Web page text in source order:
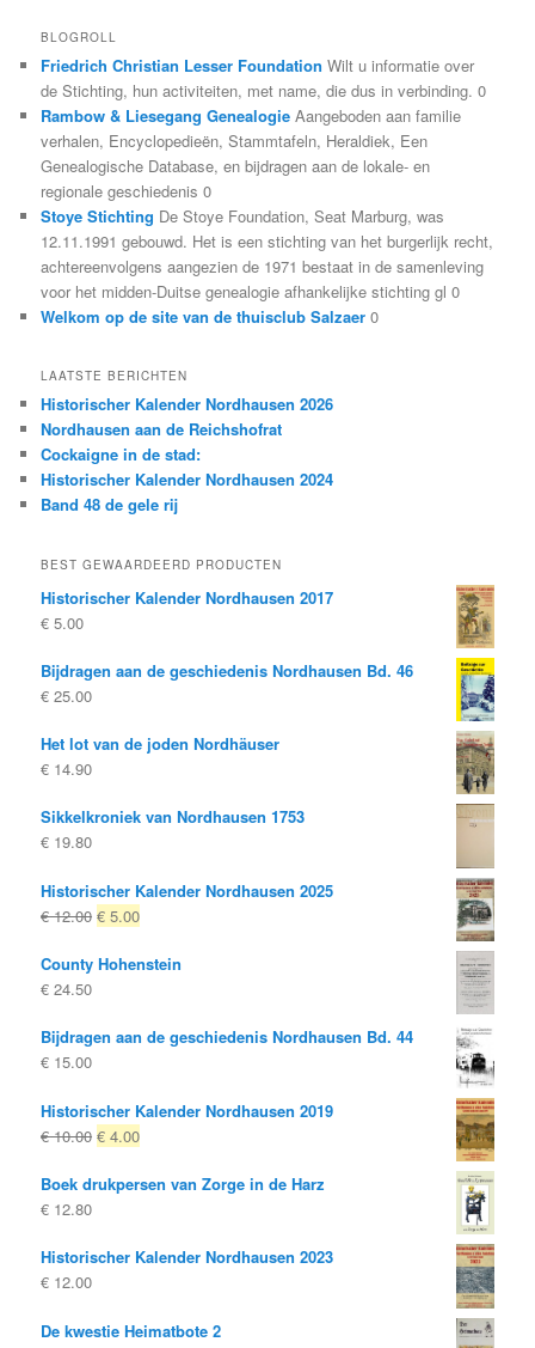
BLOGROLL
Friedrich Christian Lesser Foundation Wilt u informatie over
de Stichting, hun activiteiten, met name, die dus in verbinding. 0
Rambow & Liesegang Genealogie Aangeboden aan familie
verhalen, Encyclopedieën, Stammtafeln, Heraldiek, Een
Genealogische Database, en bijdragen aan de lokale- en
regionale geschiedenis 0
Stoye Stichting De Stoye Foundation, Seat Marburg, was
12.11.1991 gebouwd. Het is een stichting van het burgerlijk recht,
achtereenvolgens aangezien de 1971 bestaat in de samenleving
voor het midden-Duitse genealogie afhankelijke stichting gl 0
Welkom op de site van de thuisclub Salzaer 0
LAATSTE BERICHTEN
Historischer Kalender Nordhausen 2026
Nordhausen aan de Reichshofrat
Cockaigne in de stad:
Historischer Kalender Nordhausen 2024
Band 48 de gele rij
BEST GEWAARDEERD PRODUCTEN
Historischer Kalender Nordhausen 2017
€ 5.00
Bijdragen aan de geschiedenis Nordhausen Bd. 46
€ 25.00
Het lot van de joden Nordhäuser
€ 14.90
Sikkelkroniek van Nordhausen 1753
€ 19.80
Historischer Kalender Nordhausen 2025
€12.00 Oorspronkelijke
was:
€ 5.00Huidige
is:
County Hohenstein
€ 24.50
Bijdragen aan de geschiedenis Nordhausen Bd. 44
€ 15.00
Historischer Kalender Nordhausen 2019
€10.00 Oorspronkelijke
was:
€ 4.00Huidige
is:
Boek drukpersen van Zorge in de Harz
€ 12.80
Historischer Kalender Nordhausen 2023
€ 12.00
De kwestie Heimatbote 2